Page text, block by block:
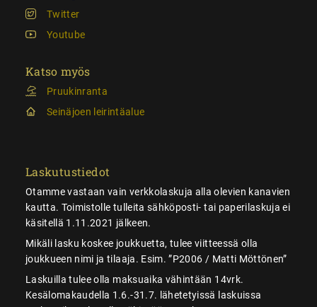
Twitter
Youtube
Katso myös
Pruukinranta
Seinäjoen leirintäalue
Laskutustiedot
Otamme vastaan vain verkkolaskuja alla olevien kanavien
kautta. Toimistolle tulleita sähköposti- tai paperilaskuja ei
käsitellä 1.11.2021 jälkeen.
Mikäli lasku koskee joukkuetta, tulee viitteessä olla
joukkueen nimi ja tilaaja. Esim. ”P2006 / Matti Möttönen”
Laskuilla tulee olla maksuaika vähintään 14vrk.
Kesälomakaudella 1.6.-31.7. lähetetyissä laskuissa